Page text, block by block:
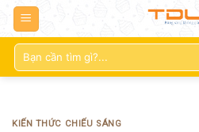
Tìm
kiếm:
KIẾN THỨC CHIẾU SÁNG